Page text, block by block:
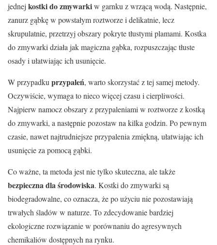
jednej kostki do zmywarkiw garnku z wrzącą wodą. Następnie,
zanurz gąbkę w powstałym roztworze i delikatnie, lecz
skrupulatnie, przetrzyj obszary pokryte tłustymi plamami. Kostka
do zmywarki działa jak magiczna gąbka, rozpuszczając tłuste
osady i ułatwiając ich usunięcie.
W przypadku przypaleń, warto skorzystać z tej samej metody.
Oczywiście, wymaga to nieco więcej czasu i cierpliwości.
Najpierw namocz obszary z przypaleniami w roztworze z kostką
do zmywarki, a następnie pozostaw na kilka godzin. Po pewnym
czasie, nawet najtrudniejsze przypalenia zmiękną, ułatwiając ich
usunięcie za pomocą gąbki.
Co ważne, ta metoda jest nie tylko skuteczna, ale także
bezpieczna dla środowiska. Kostki do zmywarki są
biodegradowalne, co oznacza, że ​​po użyciu nie pozostawiają
trwałych śladów w naturze. To zdecydowanie bardziej
ekologiczne rozwiązanie w porównaniu do agresywnych
chemikaliów dostępnych na rynku.